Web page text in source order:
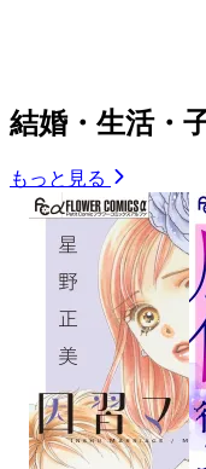
結婚・生活・
もっと見る